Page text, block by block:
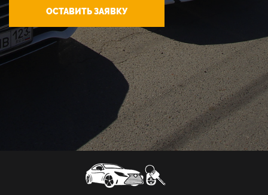
ОСТАВИТЬ ЗАЯВКУ